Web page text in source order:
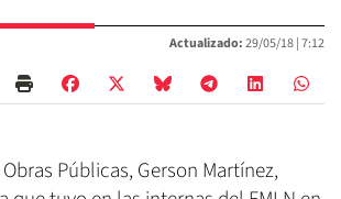
Actualizado:29/05/18 |7:12
Públicas, Gerson Martínez,